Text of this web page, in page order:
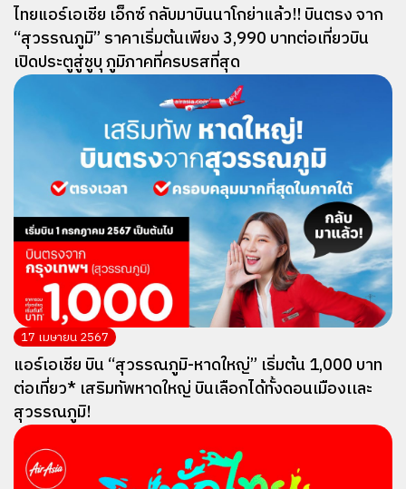
ไทยแอร์เอเชีย เอ็กซ์ กลับมาบินนาโกย่าแล้ว!! บินตรง จาก
“สุวรรณภูมิ” ราคาเริ่มต้นเพียง 3,990 บาทต่อเที่ยวบิน
เปิดประตูสู่ชูบุ ภูมิภาคที่ครบรสที่สุด
17 เมษายน 2567
แอร์เอเชีย บิน “สุวรรณภูมิ-หาดใหญ่” เริ่มต้น 1,000 บาท
ต่อเที่ยว* เสริมทัพหาดใหญ่ บินเลือกได้ทั้งดอนเมืองเเละ
สุวรรณภูมิ!